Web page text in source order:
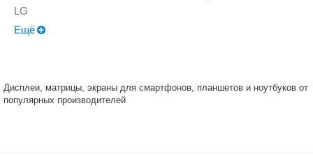
LG
Ещё
Дисплеи, матрицы, экраны для смартфонов, планшетов и ноутбуков от
популярных производителей